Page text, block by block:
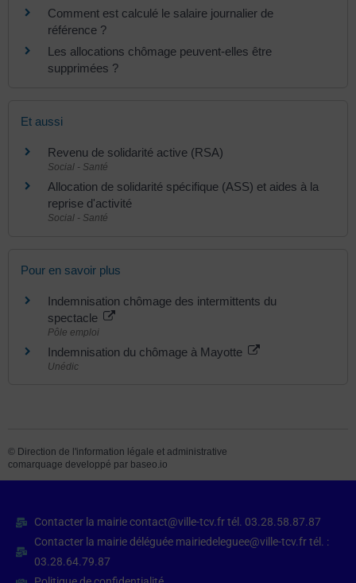
Comment est calculé le salaire journalier de
référence ?
Les allocations chômage peuvent-elles être
supprimées ?
Et aussi
Revenu de solidarité active (RSA)
Social - Santé
Allocation de solidarité spécifique (ASS) et aides à la
reprise d'activité
Social - Santé
Pour en savoir plus
Indemnisation chômage des intermittents du
spectacle
Pôle emploi
Indemnisation du chômage à Mayotte
Unédic
© Direction de l'information légale et administrative
comarquage developpé par baseo.io
Contacter la mairie contact@ville-tcv.fr tél. 03.28.58.87.87
Contacter la mairie déléguée mairiedeleguee@ville-tcv.fr tél. :
03.28.64.79.87